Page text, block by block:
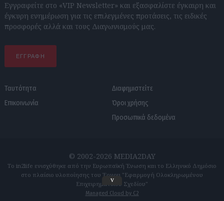
Εγγραφείτε στο «VIP Newsletter» και εξασφαλίστε έγκαιρη και
έγκυρη ενημέρωση για τις επιλεγμένες προτάσεις, τις ειδικές
προσφορές αλλά και τους Διαγωνισμούς μας.
ΕΓΓΡΑΦΗ
Ταυτότητα
Επικοινωνία
Διαφημιστείτε
Όροι χρήσης
Προσωπικά δεδομένα
© 2002-2026 MEDIA2DAY
Το in2life ενισχύθηκε από την Ευρωπαϊκή Ένωση και το Ελληνικό Δημόσιο
στο πλαίσιο υλοποίησης του Έργου "Εφαρμογή Ολοκληρωμένου
Επιχειρηματικού Σχεδίου"
Managed Cloud by C2
v